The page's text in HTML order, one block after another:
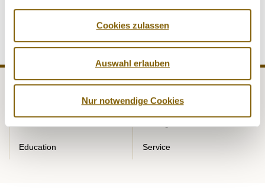
Cookies zulassen
Auswahl erlauben
Nur notwendige Cookies
Programm.
Legal matters
Education Service